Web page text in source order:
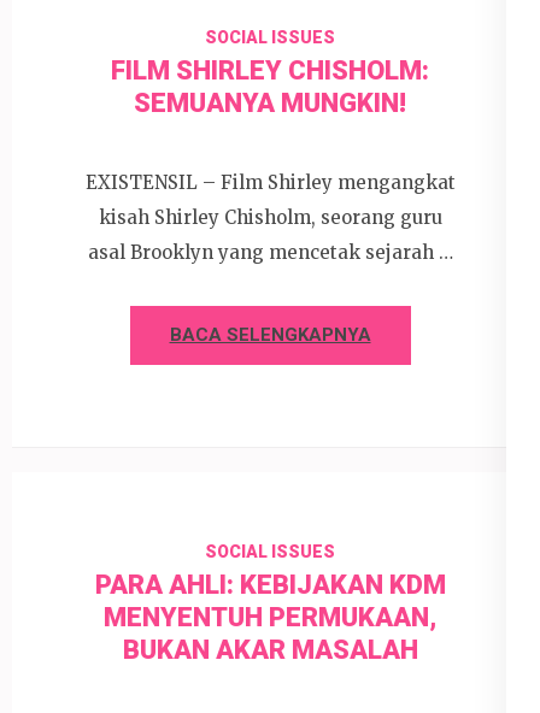
SOCIAL ISSUES
FILM SHIRLEY CHISHOLM:
SEMUANYA MUNGKIN!
EXISTENSIL – Film Shirley mengangkat
kisah Shirley Chisholm, seorang guru
asal Brooklyn yang mencetak sejarah …
BACA SELENGKAPNYA
SOCIAL ISSUES
PARA AHLI: KEBIJAKAN KDM
MENYENTUH PERMUKAAN,
BUKAN AKAR MASALAH